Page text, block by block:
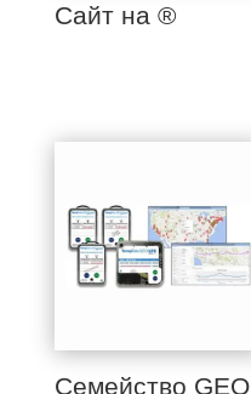
Сайт на ®
Семейство GEO